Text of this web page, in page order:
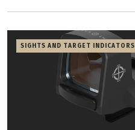
SIGHTS AND TARGET INDICATORS